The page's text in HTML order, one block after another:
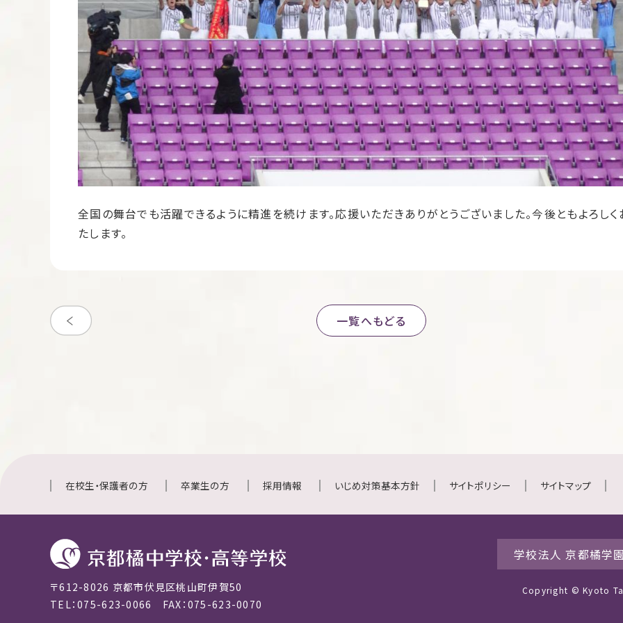
全国の舞台でも活躍できるように精進を続けます。応援いただきありがとうございました。今後ともよろし
たします。
一覧へもどる
在校生・保護者の方 卒業生の方 採用情報 いじめ対策基本方針 サイトポリシー サイトマップ
〒612-8026 京都市伏見区桃山町伊賀50
TEL：075-623-0066 FAX：075-623-0070
学校法人 京都橘学
Copyright © Kyoto